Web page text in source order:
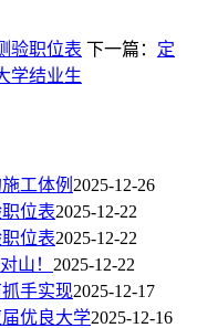
验职位表 下一篇： 定
学结业生
工体例 2025-12-26
位表2025-12-22
位表2025-12-22
山！ 2025-12-22
手实现2025-12-17
优良大学2025-12-16